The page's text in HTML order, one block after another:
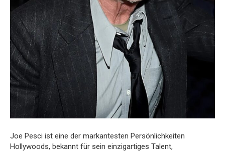
Joe Pesci ist eine der markantesten Persönlichkeiten
Hollywoods, bekannt für sein einzigartiges Talent,